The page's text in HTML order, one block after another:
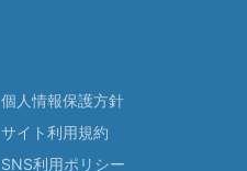
個人情報保護方針
サイト利用規約
SNS利用ポリシー